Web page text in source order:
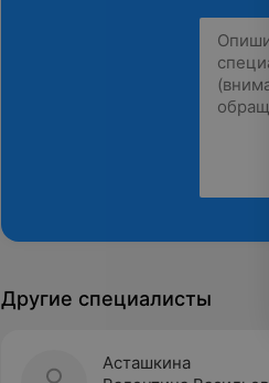
Другие специалисты
Асташкина